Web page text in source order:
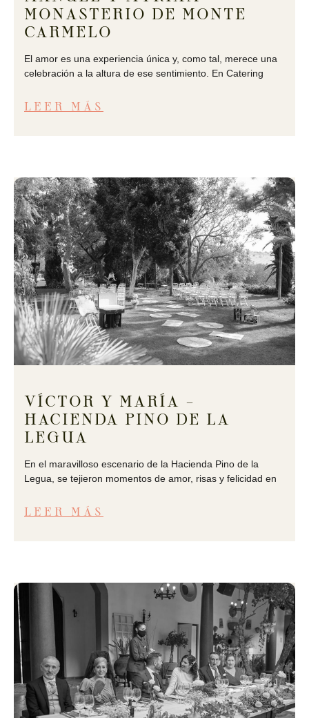
MONASTERIO DE MONTE
CARMELO
El amor es una experiencia única y, como tal, merece una
celebración a la altura de ese sentimiento. En Catering
LEER MÁS
VÍCTOR Y MARÍA –
HACIENDA PINO DE LA
LEGUA
En el maravilloso escenario de la Hacienda Pino de la
Legua, se tejieron momentos de amor, risas y felicidad en
LEER MÁS